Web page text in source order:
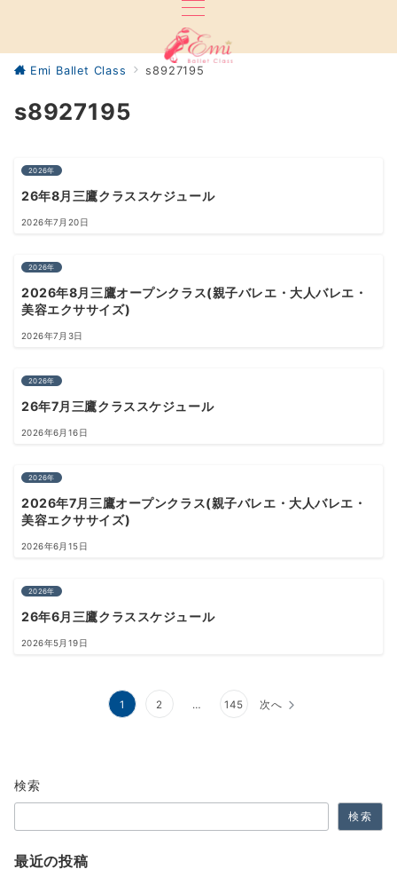
Emi Ballet Class s8927195
s8927195
2026年
26年8月三鷹クラススケジュール
2026年7月20日
2026年
2026年8月三鷹オープンクラス(親子バレエ・大人バレエ・
美容エクササイズ)
2026年7月3日
2026年
26年7月三鷹クラススケジュール
2026年6月16日
2026年
2026年7月三鷹オープンクラス(親子バレエ・大人バレエ・
美容エクササイズ)
2026年6月15日
2026年
26年6月三鷹クラススケジュール
2026年5月19日
ペ
ー
ジ
1 2 … 145 次へ
検索
検索
最近の投稿